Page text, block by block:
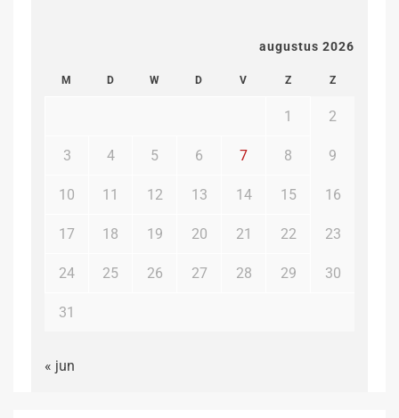
augustus 2026
M D W D V Z Z
1 2
3 4 5 6 7 8 9
10 11 12 13 14 15 16
17 18 19 20 21 22 23
24 25 26 27 28 29 30
31
« jun